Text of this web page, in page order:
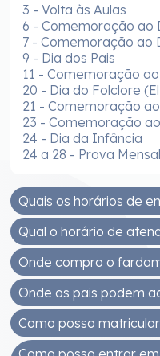
3 - Volta às Aulas
6 - Comemoração ao
7 - Comemoração ao
9 - Dia dos Pais
11 - Comemoração
20 - Dia do Folclore
21 - Comemoração
23 - Comemoração
24 - Dia da Infância
24 a 28 - Prova
Quais os horários de
EDUCAÇÃO
Entrada: 7h30 às 8h
Saída: 11h30
EDUCAÇÃO
Entrada: 13h30 às 14h
Saída: 17h30
Qual o horário de
De segunda a sexta,
17h30.
Onde compro o
Você pode comprar
Getúlio Vargas, 233,
Onde os pais podem
Os livros adotados na
Sistema Positivo de
Como posso